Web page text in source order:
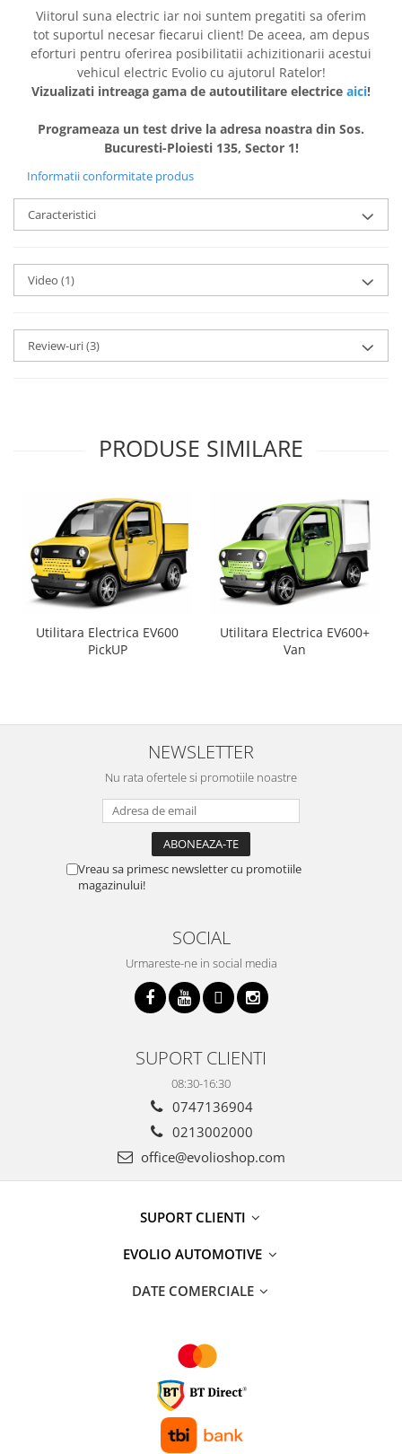
Viitorul suna electric iar noi suntem pregatiti sa oferim
tot suportul necesar fiecarui client! De aceea, am depus
eforturi pentru oferirea posibilitatii achizitionarii acestui
vehicul electric Evolio cu ajutorul Ratelor!
Vizualizati intreaga gama de autoutilitare electrice aici!
Programeaza un test drive la adresa noastra din Sos.
Bucuresti-Ploiesti 135, Sector 1!
Informatii conformitate produs
Caracteristici
Video (1)
Review-uri(3)
PRODUSE SIMILARE
Utilitara Electrica EV600
PickUP
Utilitara Electrica EV600+
Van
NEWSLETTER
Nu rata ofertele si promotiile noastre
Vreau sa primesc newsletter cu promotiile
magazinului!
SOCIAL
Urmareste-ne in social media
SUPORT CLIENTI
08:30-16:30
0747136904
0213002000
office@evolioshop.com
SUPORT CLIENTI
EVOLIO AUTOMOTIVE
DATE COMERCIALE